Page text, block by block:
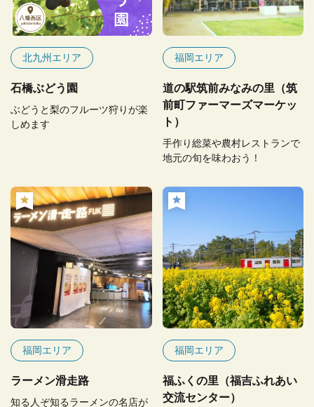
北九州エリア
石橋ぶどう園
ぶどうと梨のフルーツ狩りが楽
しめます
福岡エリア
道の駅筑前みなみの里（筑
前町ファーマーズマーケッ
ト）
手作り総菜や農村レストランで
地元の旬を味わおう！
福岡エリア
ラーメン滑走路
知る人ぞ知るラーメンの名店が
福岡エリア
福ふくの里（福吉ふれあい
交流センター）